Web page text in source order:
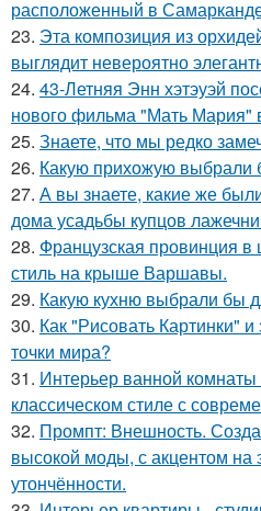
расположенный в
23. Эта композиция из
выглядит невероятно
24. 43-Летняя Энн хэтэуэй
нового фильма "Мать Мария"
25. Знаете, что мы редко
26. Какую прихожую выбрали
27. А вы знаете, какие же
дома усадьбы купцов
28. Французская провинция в
стиль на крыше Варшавы.
29. Какую кухню выбрали бы
30. Как "Рисовать Картинки"
точки мира?
31. Интерьер ванной
классическом стиле с
32. Промпт: Внешность.
высокой моды, с акцентом на
утончённости.